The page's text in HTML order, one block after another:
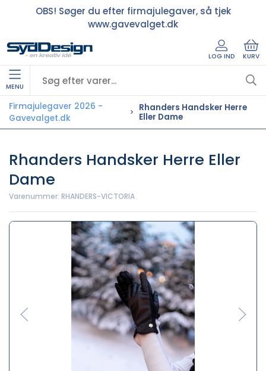
OBS! Søger du efter firmajulegaver, så tjek
www.gavevalget.dk
LOG IND KURV
MENU
Firmajulegaver 2026 -
Gavevalget.dk
Rhanders Handsker Herre
Eller Dame
Rhanders Handsker Herre Eller
Dame
Varenummer: RHANDERS-VICTORIA